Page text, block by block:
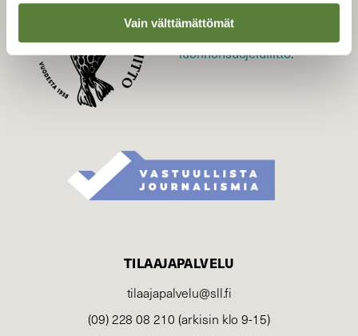
Vain välttämättömätSuomen Luonto -lehden
luonnonsuojelu­liitto.
TILAAJAPALVELU
tilaajapalvelu@sll.fi
(09) 228 08 210 (arkisin klo 9-15)